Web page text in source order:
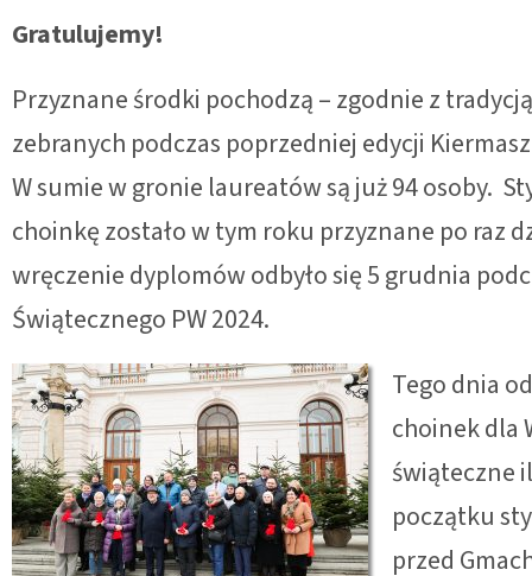
Gratulujemy!
Przyznane środki pochodzą – zgodnie z
zebranych podczas poprzedniej edycji
W sumie w gronie laureatów są już 94 osoby.
choinkę zostało w tym roku przyznane po raz
wręczenie dyplomów odbyło się 5 grudnia
Świątecznego PW 2024.
Tego dnia
choinek dla
świąteczne
początku
przed